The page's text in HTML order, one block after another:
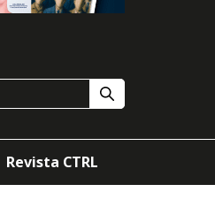
Revista CTRL